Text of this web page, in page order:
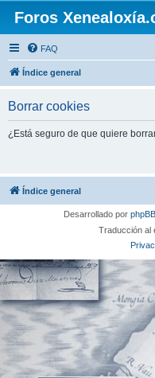
Foros
FAQ
Índice general
Borrar cookies
¿Está seguro de que quiere
Índice general
Desarrollado por phpBB
Traducción al